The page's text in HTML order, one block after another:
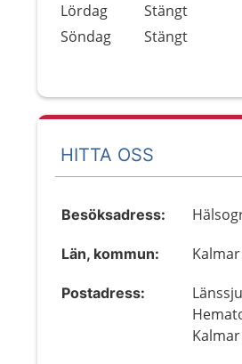
Lördag
Stängt
Söndag
Stängt
HITTA OSS
Besöksadress:
Län, kommun:
Postadress:
Kalmar